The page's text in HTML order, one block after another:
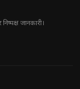
जानकारी।